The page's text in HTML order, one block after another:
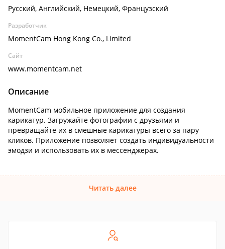
Русский, Английский, Немецкий, Французский
Разработчик
MomentCam Hong Kong Co., Limited
Сайт
www.momentcam.net
Описание
MomentCam мобильное приложение для создания
карикатур. Загружайте фотографии с друзьями и
превращайте их в смешные карикатуры всего за пару
кликов. Приложение позволяет создать индивидуальности
эмодзи и использовать их в мессенджерах.
Читать далее